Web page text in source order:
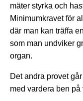
mäter styrka och
Minimumkravet för
där man kan träffa
som man undviker
organ.
Det andra provet
med vardera ben